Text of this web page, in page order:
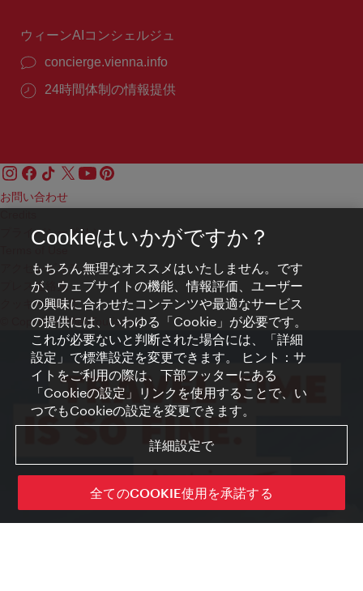
ウィーンAIコンシェルジュ
concierge.vienna.info
24時間体制の情報提供
お問い合わせ
プライバシーポリシー
アクセシビリティ
プレス連絡先
クッキーの設定
© Copyright WienTourismus
Cookieはいかがですか？
もちろん無理なオススメはいたしません。です
が、ウェブサイトの機能、情報評価、ユーザー
の興味に合わせたコンテンツや最適なサービス
の提供には、いわゆる「Cookie」が必要です。
これが必要ないと判断された場合には、「詳細
設定」で標準設定を変更できます。 ヒント：サ
イトをご利用の際は、下部フッターにある
「Cookieの設定」リンクを使用することで、い
つでもCookieの設定を変更できます。
詳細設定で
全てのCOOKIE使用を承諾する